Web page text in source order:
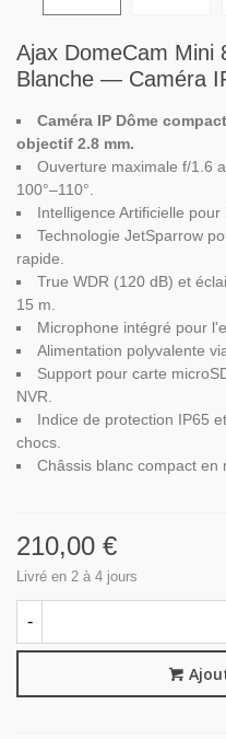
Ajax DomeCam Mini
Blanche — Caméra
Caméra IP Dôme
objectif 2.8 mm.
Ouverture maximale f/1.6
100°–110°.
Intelligence Artificielle
Technologie JetSparrow
rapide.
True WDR (120 dB) et
15 m.
Microphone intégré pour
Alimentation polyvalente
Support pour carte
NVR.
Indice de protection IP65
chocs.
Châssis blanc compact en
210,00 €
Livré en 2 à 4 jours
-